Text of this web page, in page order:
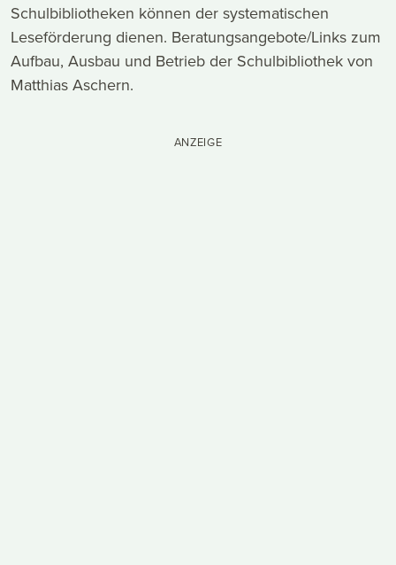
Schulbibliotheken können der systematischen
Leseförderung dienen. Beratungsangebote/Links zum
Aufbau, Ausbau und Betrieb der Schulbibliothek von
Matthias Aschern.
ANZEIGE